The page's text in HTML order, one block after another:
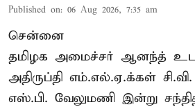
Published on: 06 Aug 2026, 7:35 am
சென்னை
தமிழக அமைச்சர் ஆனந்த்
அதிருப்தி எம்.எல்.ஏ.க்கள்
எஸ்.பி. வேலுமணி இன்று